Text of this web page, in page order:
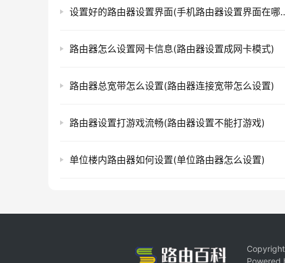
设置好的路由器设置
路由器怎么设置网卡信息(路由器设置成网卡模式)
路由器总宽带怎么设置(路由器连接宽带怎么设置)
路由器设置打游戏流畅(路由器设置不能打游戏)
单位楼内路由器如何设置(单位路由器怎么设置)
Powered